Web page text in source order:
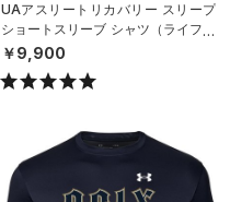
UAアスリートリカバリー スリープ
ショートスリーブ シャツ（ライフス
タイル/UNISEX）
￥9,900